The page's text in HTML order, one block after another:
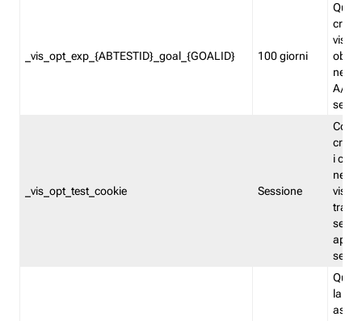
_vis_opt_exp_{ABTESTID}_goal_{GOALID} 100 giorni
nel
A/B.
_vis_opt_test_cookie Sessione
i
nel
la